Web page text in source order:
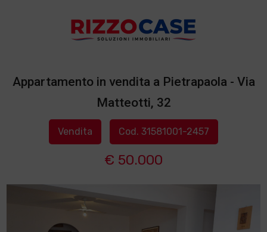
Appartamento in vendita a Pietrapaola - Via
Matteotti, 32
Vendita Cod. 31581001-2457
€ 50.000